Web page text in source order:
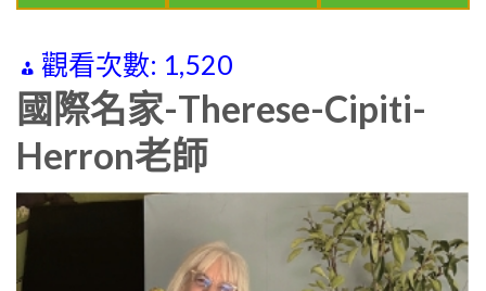
觀看次數: 1,520
國際名家-Therese-Cipiti-
Herron老師